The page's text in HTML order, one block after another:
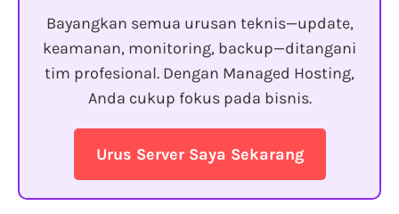
Bayangkan semua urusan teknis—update,
keamanan, monitoring, backup—ditangani
tim profesional. Dengan Managed Hosting,
Anda cukup fokus pada bisnis.
Urus Server Saya Sekarang